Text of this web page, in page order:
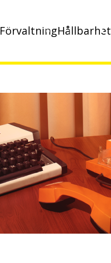
FörvaltningHållbarhet